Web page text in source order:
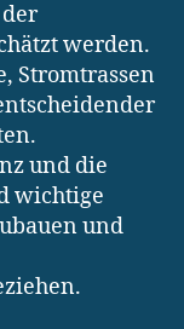
werden.
Stromtrassen
und die
wichtige
und